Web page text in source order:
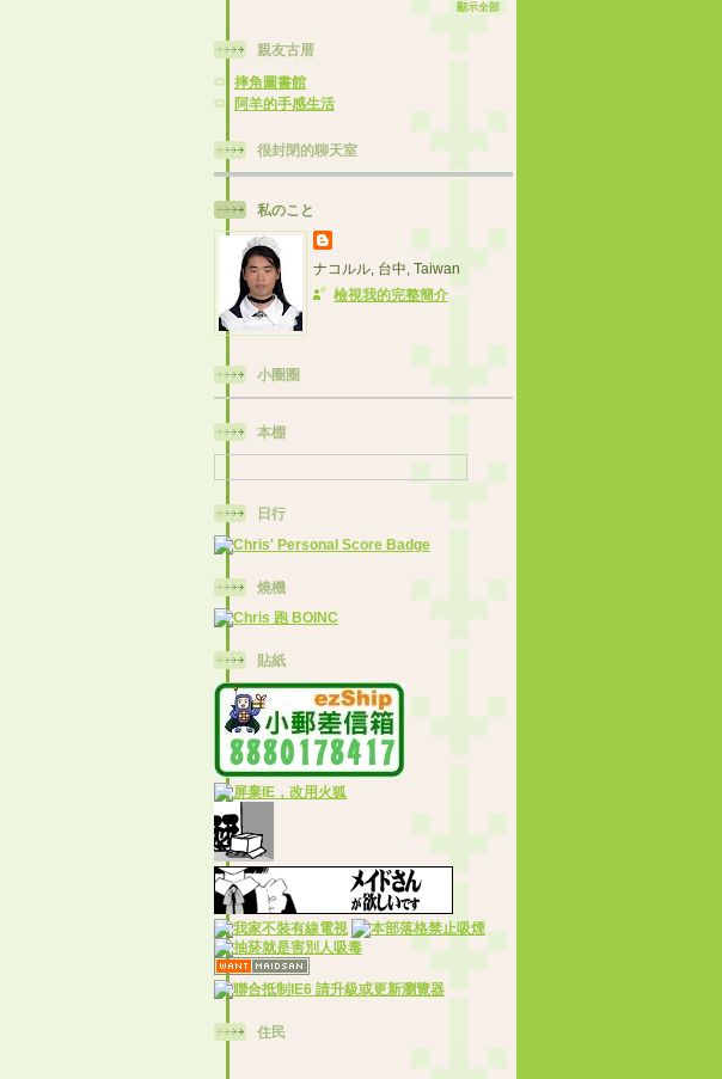
顯示全部
親友古厝
摔角圖書館
阿羊的手感生活
很封閉的聊天室
私のこと
ナコルル, 台中, Taiwan
檢視我的完整簡介
小圈圈
本棚
日行
燒機
貼紙
住民